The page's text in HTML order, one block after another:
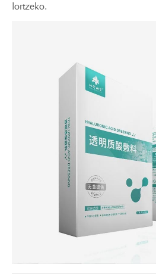
lortzeko.